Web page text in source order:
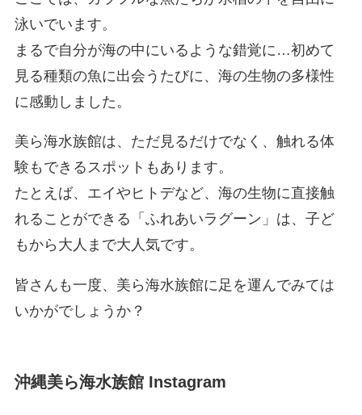
泳いでいます。
まるで自分が海の中にいるような錯覚に…初めて
見る種類の魚に出会うたびに、海の生物の多様性
に感動しました。
美ら海水族館は、ただ見るだけでなく、触れる体
験もできるスポットもあります。
たとえば、エイやヒトデなど、海の生物に直接触
れることができる「ふれあいラグーン」は、子ど
もから大人まで大人気です。
皆さんも一度、美ら海水族館に足を運んでみては
いかがでしょうか？
沖縄美ら海水族館 Instagram